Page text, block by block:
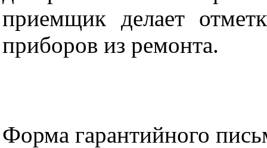
приемщик делает
приборов из ремонта.
Форма гарантийного